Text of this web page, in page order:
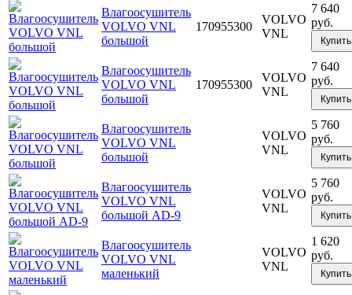
Влагоосушитель
VOLVO VNL
большой
170955300
VOLVO
VNL
7 640
руб.
Купить
Влагоосушитель
VOLVO VNL
большой
170955300
VOLVO
VNL
7 640
руб.
Купить
Влагоосушитель
VOLVO VNL
большой
VOLVO
VNL
5 760
руб.
Купить
Влагоосушитель
VOLVO VNL
большой AD-9
VOLVO
VNL
5 760
руб.
Купить
Влагоосушитель
VOLVO VNL
маленький
VOLVO
VNL
1 620
руб.
Купить